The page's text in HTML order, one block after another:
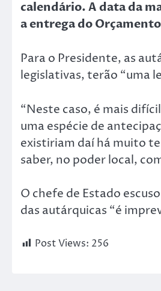
calendário. A data da
a entrega do Orçamento
Para o Presidente, as
legislativas, terão “uma
“Neste caso, é mais
uma espécie de
existiriam daí há muito
saber, no poder local,
O chefe de Estado
das autárquicas “é
Post Views: 256